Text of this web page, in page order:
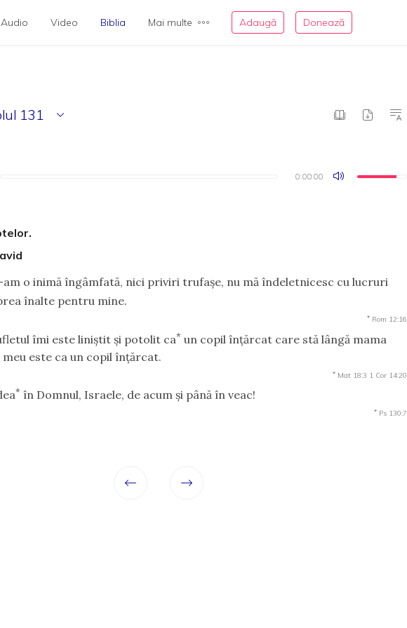
Audio Video Biblia Mai multe Adaugă Donează
131
0:00:00
0:00:00
am o inimă îngâmfată, nici priviri trufaşe, nu mă îndeletnicesc cu lucruri
înalte pentru mine.
* Rom 12:16
îmi este liniştit şi potolit ca* un copil înţărcat care stă lângă mama
meu este ca un copil înţărcat.
* Mat 18:3 1 Cor 14:20
* în Domnul, Israele, de acum şi până în veac!
* Ps 130:7